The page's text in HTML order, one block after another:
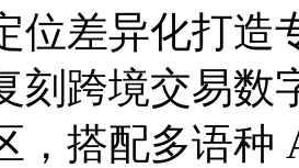
位差异化打造
刻跨境交易数
，搭配多语种